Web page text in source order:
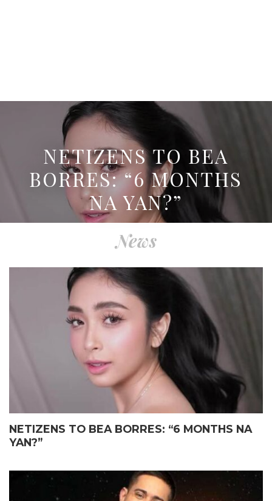
NETIZENS TO BEA
BORRES: “6 MONTHS
NA YAN?”
News
NETIZENS TO BEA BORRES: “6 MONTHS NA
YAN?”